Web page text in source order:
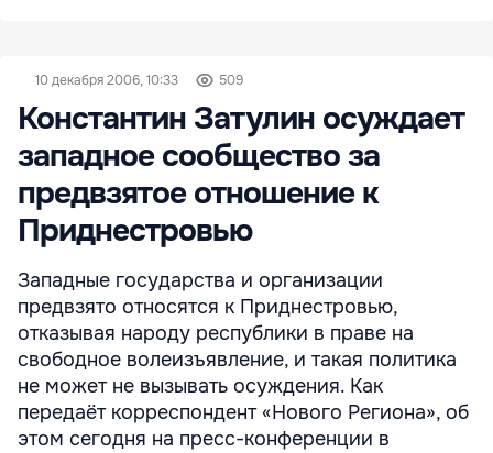
10 декабря 2006, 10:33 509
Константин Затулин осуждает
западное сообщество за
предвзятое отношение к
Приднестровью
Западные государства и организации
предвзято относятся к Приднестровью,
отказывая народу республики в праве на
свободное волеизъявление, и такая политика
не может не вызывать осуждения. Как
передаёт корреспондент «Нового Региона», об
этом сегодня на пресс-конференции в